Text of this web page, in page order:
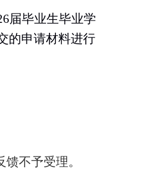
届毕业生毕业学
的申请材料进行
不予受理。